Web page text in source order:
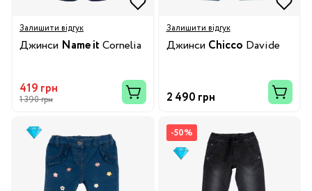
Залишити відгук
Джинси Name it Cornelia
419 грн
1 390 грн
Залишити відгук
Джинси Chicco Davide
2 490 грн
-50%